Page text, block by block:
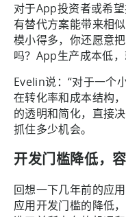
对于App投资者或希
有替代方案能带来相
模小得多，你还愿意
吗？App生产成本低
Evelin说：“对于一个
在转化率和成本结构
的透明和简化，直接
抓住多少机会。
开发门槛降低，
回想一下几年前的应
应用开发门槛的降低